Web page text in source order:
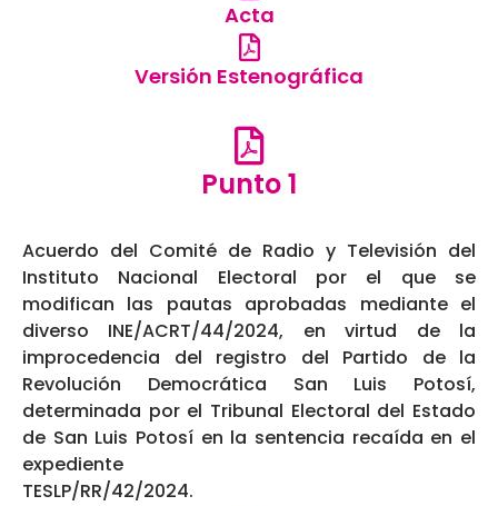
Acta
Versión Estenográfica
Punto 1
Acuerdo del Comité de Radio y Televisión del
Instituto Nacional Electoral por el que se
modifican las pautas aprobadas mediante el
diverso INE/ACRT/44/2024, en virtud de la
improcedencia del registro del Partido de la
Revolución Democrática San Luis Potosí,
determinada por el Tribunal Electoral del Estado
de San Luis Potosí en la sentencia recaída en el
expediente
TESLP/RR/42/2024.